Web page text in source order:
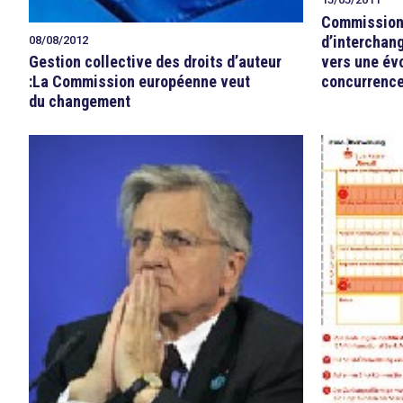
08/08/2012
Gestion collective des droits d’auteur
:La Commission européenne veut
du changement
vers une